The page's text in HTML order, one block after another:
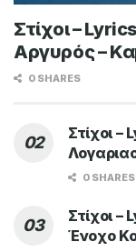
Στίχοι –
Αργυρός –
0 SHARES
Στίχοι –
0 SHARES
Στίχοι –
Ένοχο